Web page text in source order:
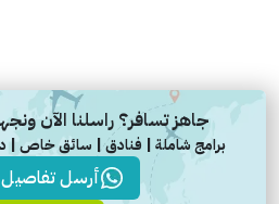
جاهز تسافر؟ راسلنا الآن
برامج شاملة | فنادق | سائق خاص | دعم 24/7 وباسعار
أرسل